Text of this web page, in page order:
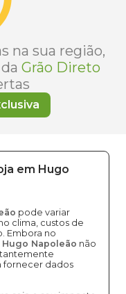
na sua região,
Grão Direto
em Hugo
pode variar
clima, custos de
Embora no
Napoleão não
fornecer dados